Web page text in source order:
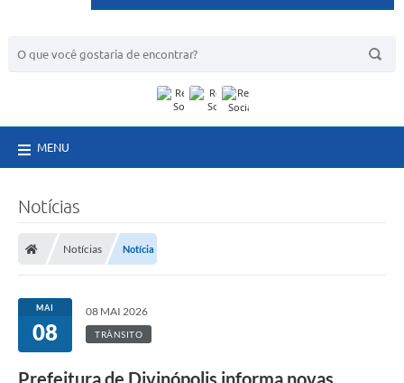
MENU
Notícias
Notícias Notícia
MAI
08
08 MAI 2026
TRÂNSITO
Prefeitura de Divinópolis informa novas